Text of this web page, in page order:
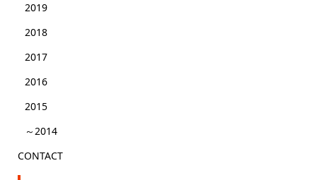
2019
2018
2017
2016
2015
～2014
CONTACT